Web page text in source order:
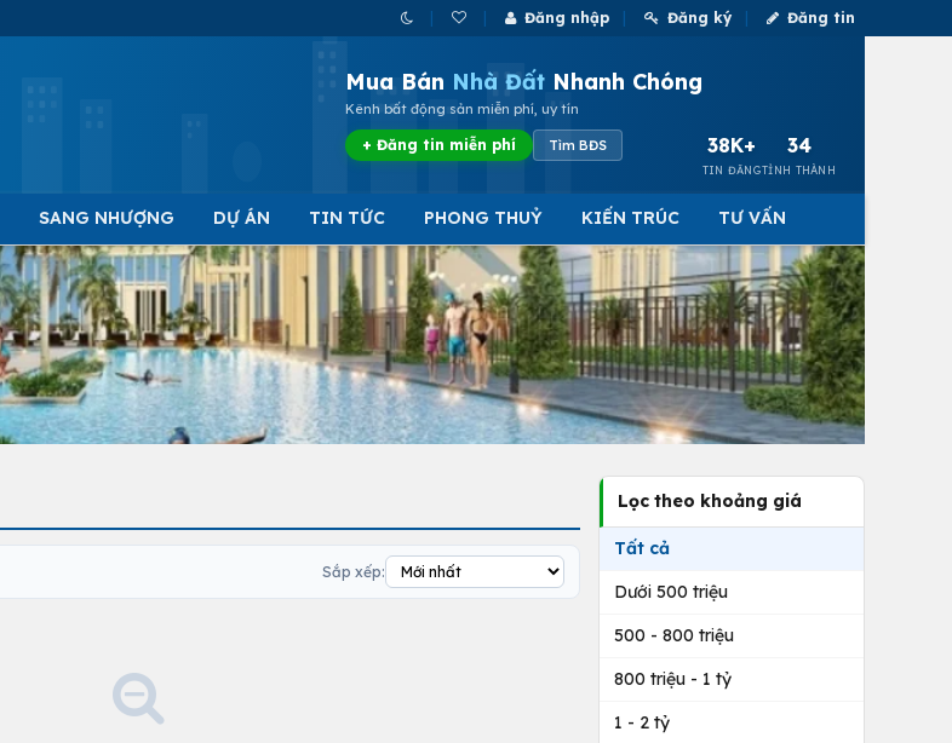
Đăng nhập Đăng ký Đăng tin
Mua Bán Nhà Đất Nhanh Chóng
Kênh bất động sản miễn phí, uy tín
+ Đăng tin miễn phí Tìm BĐS 38K+
TIN ĐĂNG
34
TỈNH THÀNH
SANG NHƯỢNG DỰ ÁN TIN TỨC PHONG THUỶ KIẾN TRÚC TƯ VẤN
Sắp xếp:
Lọc theo khoảng giá
Tất cả
Dưới 500 triệu
500 - 800 triệu
800 triệu - 1 tỷ
1 - 2 tỷ